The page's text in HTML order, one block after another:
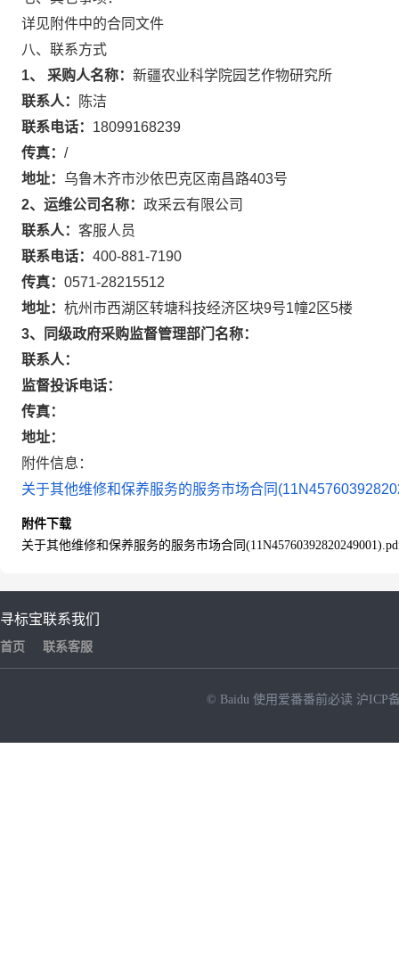
详见附件中的合同文件
八、联系方式
1、 采购人名称： 新疆农业科学院园艺作物研究所
联系人：
陈洁
联系电话： 18099168239
传真： /
地址： 乌鲁木齐市沙依巴克区南昌路403号
2、运维公司名称： 政采云有限公司
联系人： 客服人员
联系电话： 400-881-7190
传真： 0571-28215512
地址： 杭州市西湖区转塘科技经济区块9号1幢2区5楼
3、同级政府采购监督管理部门名称：
联系人：
监督投诉电话：
传真：
地址：
附件信息：
关于其他维修和保养服务的服务市场合同
附件下载
关于其他维修和保养服务的服务市场合同
寻标宝
首页
联系我们
联系客服
© Baidu 使用爱番番前必读 沪ICP